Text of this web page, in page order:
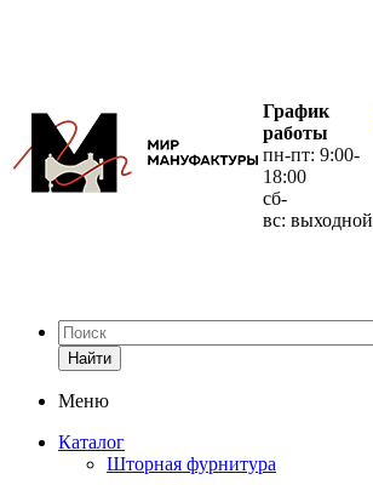
График
работы
пн-пт: 9:00-
18:00
сб-
вс: выходной
Найти
Меню
Каталог
Шторная фурнитура